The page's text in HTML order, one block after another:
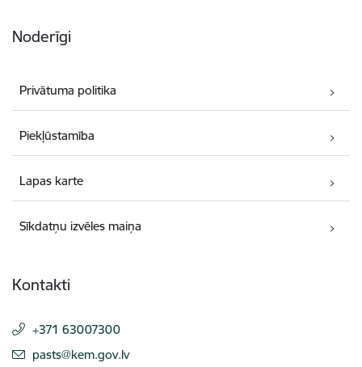
Noderīgi
Privātuma politika
Piekļūstamība
Lapas karte
Sīkdatņu izvēles maiņa
Kontakti
+371 63007300
E-pasts:
pasts@kem.gov.lv